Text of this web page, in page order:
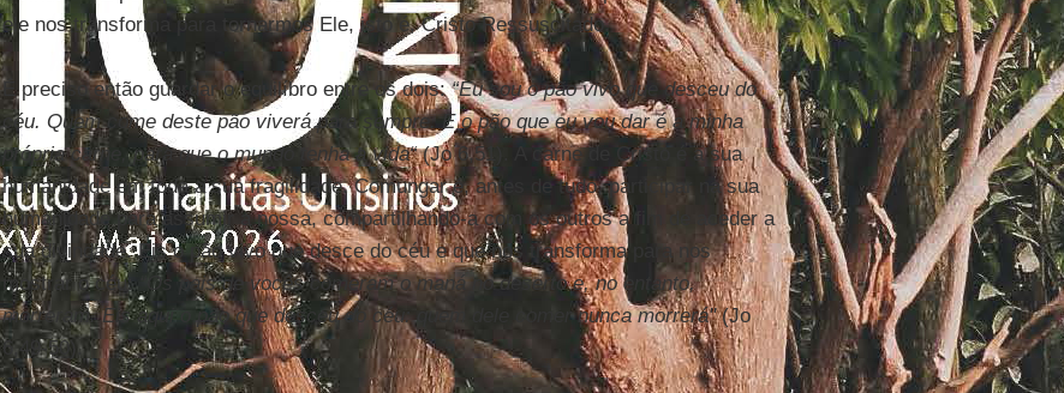
ele nos transforma para tornarmos Ele, isto é, Cristo Ressuscitado.
É preciso então guardar o equilíbro entre os dois:“Eu sou o pão vivo que desceu do
céu. Quem come deste pão viverá para sempre. E o pão que eu vou dar é a minha
própria carne, para que o mundo tenha a vida“(Jo 6,51). A carne de Cristo é a sua
humanidade em toda a sua fragilidade. Comungar é, antes de tudo, participar na sua
humanidade para assumir a nossa, compartilhando-a com os outros a fim de aceder a
sua divindade. Eis o pão vivo que desce do céu e que nos transforma para nos
mostrar o céu: “Os pais de vocês comeram o maná no deserto e, no entanto,
morreram. Eis aqui o pão que desceu do céu: quem dele comer nunca morrerá"(Jo
6,49-50).